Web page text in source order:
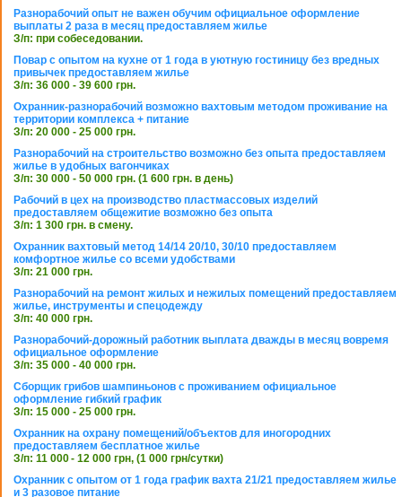
Разнорабочий опыт не важен обучим официальное оформление
выплаты 2 раза в месяц предоставляем жилье
З/п: при собеседовании.
Повар с опытом на кухне от 1 года в уютную гостиницу без вредных
привычек предоставляем жилье
З/п: 36 000 - 39 600 грн.
Охранник-разнорабочий возможно вахтовым методом проживание на
территории комплекса + питание
З/п: 20 000 - 25 000 грн.
Разнорабочий на строительство возможно без опыта предоставляем
жилье в удобных вагончиках
З/п: 30 000 - 50 000 грн. (1 600 грн. в день)
Рабочий в цех на производство пластмассовых изделий
предоставляем общежитие возможно без опыта
З/п: 1 300 грн. в смену.
Охранник вахтовый метод 14/14 20/10, 30/10 предоставляем
комфортное жилье со всеми удобствами
З/п: 21 000 грн.
Разнорабочий на ремонт жилых и нежилых помещений предоставляем
жилье, инструменты и спецодежду
З/п: 40 000 грн.
Разнорабочий-дорожный работник выплата дважды в месяц вовремя
официальное оформление
З/п: 35 000 - 40 000 грн.
Сборщик грибов шампиньонов с проживанием официальное
оформление гибкий график
З/п: 15 000 - 25 000 грн.
Охранник на охрану помещений/объектов для иногородних
предоставляем бесплатное жилье
З/п: 11 000 - 12 000 грн, (1 000 грн/сутки)
Охранник с опытом от 1 года график вахта 21/21 предоставляем жилье
и 3 разовое питание